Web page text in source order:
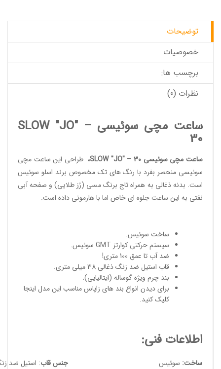
توضیحات
خصوصیات
برچسب ها:
نظرات (0)
ساعت مچی سوئیسی SLOW "JO" –
30
ساعت مچی سوئیسی SLOW "JO" – 30 ،طراحی این ساعت مچی
سوئیسی منحصر بفرد با رنگ های تک مخصوص برند اسلو سوئیس
است. بدنه ذغالی به همراه تاج برنگ مسی (رُز طلایی) و صفحه آبی
نفتی به این ساعت جلوه ای خاص اما با هارمونی داده است.
ساخت سوئیس.
سیستم حرکتی کوارتز GMT سوئیس.
ضد آب تا عمق 100 متری!
قاب استیل ضد زنگ ذغالی 38 میلی متری.
بند چرم ویژه گوساله (ایتالیایی).
برای دیدن انواع بند های زاپاس مناسب این مدل اینجا
کلیک کنید.
اطلاعات فنی:
ساخت: سوئیس جنس قاب: استیل ضد